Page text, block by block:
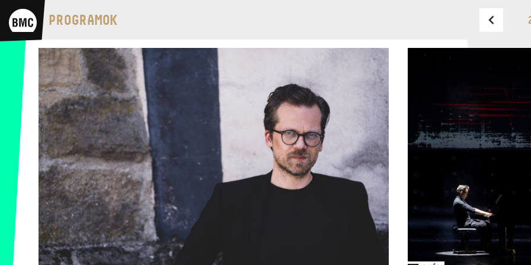
FAX
EMAIL
info@bmc.hu
09:00-20:00
SZERDA-PÉNTEK:09:00-
22:00
SZOMBAT:10:00-22:00
előadás kezdete előtt 2
BMC RECORDS
ZENEI INFORMÁCIÓS KÖZPONT ÉS
KÖNYVTÁR
BMC NEMZETKÖZI
CIMBALOMVERSENY 2019
PROGRAMOK